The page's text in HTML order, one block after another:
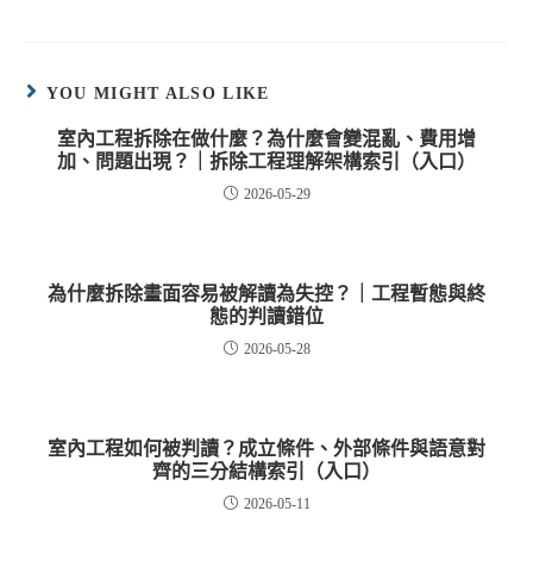
YOU MIGHT ALSO LIKE
室內工程拆除在做什麼？為什麼會變混亂、費用增
加、問題出現？｜拆除工程理解架構索引（入口）
2026-05-29
為什麼拆除畫面容易被解讀為失控？｜工程暫態與終
態的判讀錯位
2026-05-28
室內工程如何被判讀？成立條件、外部條件與語意對
齊的三分結構索引（入口）
2026-05-11